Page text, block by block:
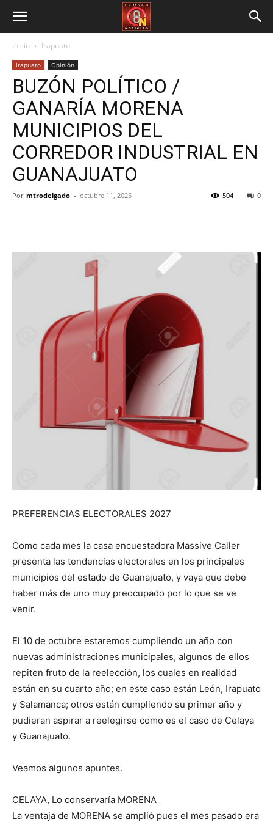
Inicio Irapuato
Irapuato Opinión
BUZÓN POLÍTICO /
GANARÍA MORENA
MUNICIPIOS DEL
CORREDOR INDUSTRIAL EN
GUANAJUATO
Por mtrodelgado - octubre 11, 2025 0
504
PREFERENCIAS ELECTORALES 2027
Como cada mes la casa encuestadora Massive Caller
presenta las tendencias electorales en los principales
municipios del estado de Guanajuato, y vaya que debe
haber más de uno muy preocupado por lo que se ve
venir.
El 10 de octubre estaremos cumpliendo un año con
nuevas administraciones municipales, algunos de ellos
repiten fruto de la reelección, los cuales en realidad
están en su cuarto año; en este caso están León, Irapuato
y Salamanca; otros están cumpliendo su primer año y
pudieran aspirar a reelegirse como es el caso de Celaya
y Guanajuato.
Veamos algunos apuntes.
CELAYA, Lo conservaría MORENA
La ventaja de MORENA se amplió pues el mes pasado era